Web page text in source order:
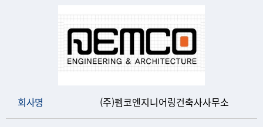
회사명 (주)펨코엔지니어링건축사사무소